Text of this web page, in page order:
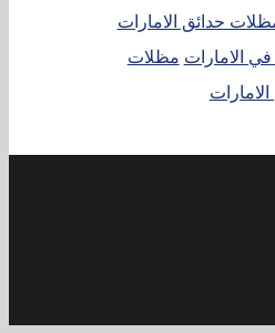
حدائق الامارات
الامارات مظلات